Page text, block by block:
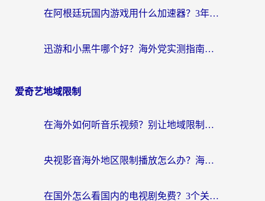
在阿根廷玩国内游戏用什么加速器？3年海外党亲测实用指南
迅游和小黑牛哪个好？海外党实测指南，选对中国地址加速器才能无缝刷国内资源
爱奇艺地域限制
在海外如何听音乐视频？别让地域限制挡住你的华语旋律
央视影音海外地区限制播放怎么办？海外华人必看的追剧自由指南
在国外怎么看国内的电视剧免费？3个关键步骤+1款靠谱加速器帮你搞定